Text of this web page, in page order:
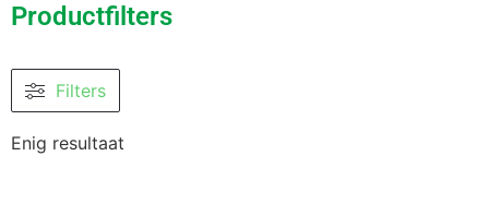
Productfilters
Filters
Enig resultaat